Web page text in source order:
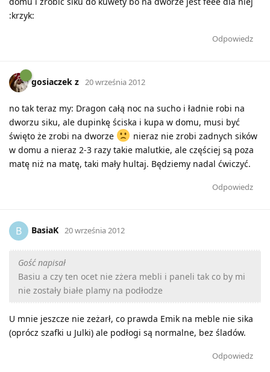
:krzyk:
Odpowiedz
gosiaczek z 20 września 2012
no tak teraz my: Dragon całą noc na sucho i ładnie robi na
dworzu siku, ale dupinkę ściska i kupa w domu, musi być
święto że zrobi na dworze
nieraz nie zrobi zadnych sików
w domu a nieraz 2-3 razy takie malutkie, ale częściej są poza
matę niż na matę, taki mały hultaj. Będziemy nadal ćwiczyć.
Odpowiedz
B BasiaK 20 września 2012
Gość napisał
Basiu a czy ten ocet nie zżera mebli i paneli tak co by mi
nie zostały białe plamy na podłodze
U mnie jeszcze nie zeżarł, co prawda Emik na meble nie sika
(oprócz szafki u Julki) ale podłogi są normalne, bez śladów.
Odpowiedz